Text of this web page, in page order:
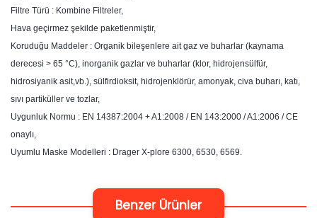
Filtre Türü : Kombine Filtreler,
Hava geçirmez şekilde paketlenmiştir,
Koruduğu Maddeler : Organik bileşenlere ait gaz ve buharlar (kaynama
derecesi > 65 °C), inorganik gazlar ve buharlar (klor, hidrojensülfür,
hidrosiyanik asit,vb.), sülfirdioksit, hidrojenklörür, amonyak, civa buharı, katı,
sıvı partiküller ve tozlar,
Uygunluk Normu : EN 14387:2004 + A1:2008 / EN 143:2000 / A1:2006 / CE
onaylı,
Uyumlu Maske Modelleri : Drager X-plore 6300, 6530, 6569.
Benzer Ürünler